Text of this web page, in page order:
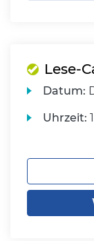
Lese-
Datum:
Uhrzeit: